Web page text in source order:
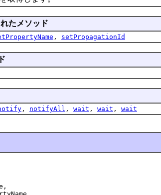
たメソッド
, setPropagationId
, notifyAll , wait , wait , wait